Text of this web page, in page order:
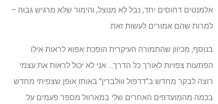
אלמנטים דחוסים יחד, נבל לא מנוצל, והימור שלא מרגיש גבוה –
למרות שהם אמורים לעשות זאת.
בנוסף, מכיוון שהתמורה העיקרית הופכת אפוא לראות אילו
הפתעות צפויות לאורך כל הדרך… אני לא יכול לראות את עצמי
רוצה לבקר מחדש ב"דדפול ווולברין" באותו אופן שצפיתי מחדש
בכמה מהמועדפים האחרים שלי במארוול מספר פעמים על.